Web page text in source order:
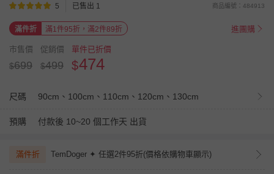
5 已售出 1 商品編號：484913
滿件折 滿1件95折，滿2件89折 進團購
市售價
$699
促銷價
$499
單件已折價
$474
尺碼 90cm、100cm、110cm、120cm、130cm
預購 付款後 10~20 個工作天 出貨
滿件折 TemDoger ✦ 任選2件95折(價格依購物車顯示)